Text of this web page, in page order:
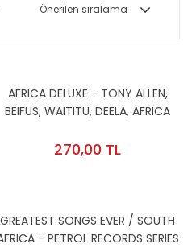
AFRICA DELUXE - TONY ALLEN,
BEIFUS, WAITITU, DEELA, AFRICA
CD 2.EL
270,00 TL
GREATEST SONGS EVER / SOUTH
- PETROL RECORDS SERIES